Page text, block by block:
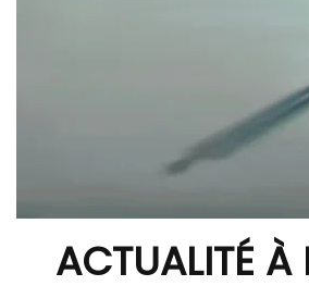
ACTUALITÉ À